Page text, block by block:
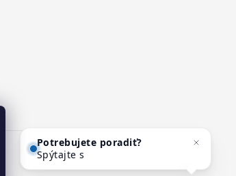
Spýtajte sa nášho asistenta
Mediho.